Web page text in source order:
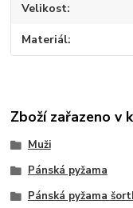
Velikost
Materiál
Zboží zařazeno v
Muži
Pánská pyžama
Pánská pyžama